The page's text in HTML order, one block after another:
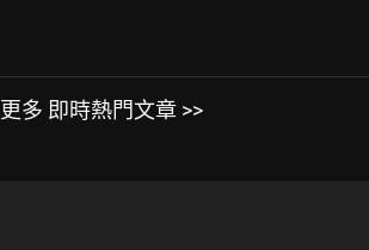
更多 即時熱門文章 >>